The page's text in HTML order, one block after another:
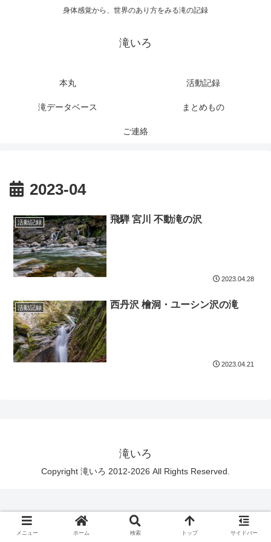
身体感覚から、世界のあり方をみる滝の記録
滝いろ
本丸 活動記録
滝データベース まとめもの
ご連絡
2023-04
活動記録 飛騨 宮川 不動滝の沢
2023.04.28
活動記録 西丹沢 檜洞・ユーシン沢の滝
2023.04.21
滝いろ
Copyright 滝いろ 2012-2026 All Rights Reserved.
メニュー ホーム 検索 トップ サイドバー